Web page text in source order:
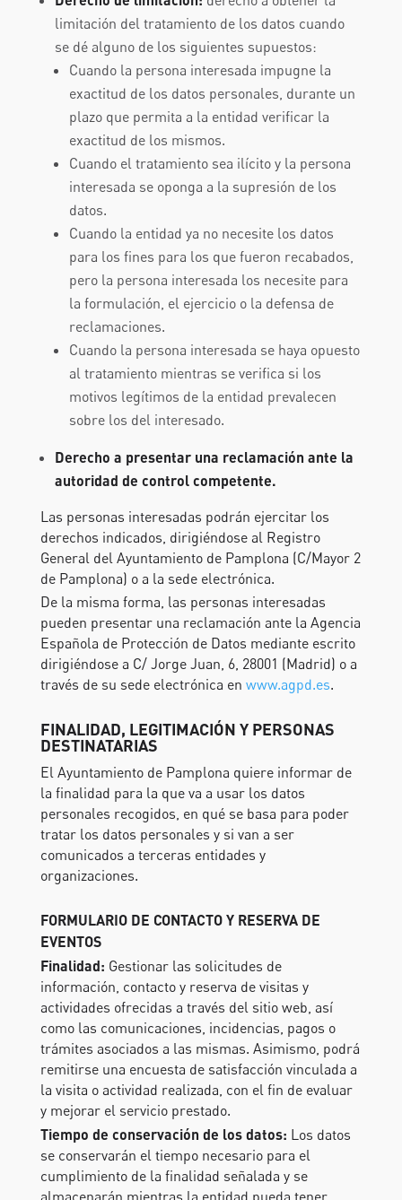
limitación del tratamiento de los datos cuando
se dé alguno de los siguientes supuestos:
Cuando la persona interesada impugne la
exactitud de los datos personales, durante un
plazo que permita a la entidad verificar la
exactitud de los mismos.
Cuando el tratamiento sea ilícito y la persona
interesada se oponga a la supresión de los
datos.
Cuando la entidad ya no necesite los datos
para los fines para los que fueron recabados,
pero la persona interesada los necesite para
la formulación, el ejercicio o la defensa de
reclamaciones.
Cuando la persona interesada se haya opuesto
al tratamiento mientras se verifica si los
motivos legítimos de la entidad prevalecen
sobre los del interesado.
Derecho a presentar una reclamación ante la
autoridad de control competente.
Las personas interesadas podrán ejercitar los
derechos indicados, dirigiéndose al Registro
General del Ayuntamiento de Pamplona (C/Mayor 2
de Pamplona) o a la sede electrónica.
De la misma forma, las personas interesadas
pueden presentar una reclamación ante la Agencia
Española de Protección de Datos mediante escrito
dirigiéndose a C/ Jorge Juan, 6, 28001 (Madrid) o a
través de su sede electrónica en www.agpd.es.
FINALIDAD, LEGITIMACIÓN Y PERSONAS
DESTINATARIAS
El Ayuntamiento de Pamplona quiere informar de
la finalidad para la que va a usar los datos
personales recogidos, en qué se basa para poder
tratar los datos personales y si van a ser
comunicados a terceras entidades y
organizaciones.
FORMULARIO DE CONTACTO Y RESERVA DE
EVENTOS
Finalidad: Gestionar las solicitudes de
información, contacto y reserva de visitas y
actividades ofrecidas a través del sitio web, así
como las comunicaciones, incidencias, pagos o
trámites asociados a las mismas. Asimismo, podrá
remitirse una encuesta de satisfacción vinculada a
la visita o actividad realizada, con el fin de evaluar
y mejorar el servicio prestado.
Tiempo de conservación de los datos: Los datos
se conservarán el tiempo necesario para el
cumplimiento de la finalidad señalada y se
almacenarán mientras la entidad pueda tener